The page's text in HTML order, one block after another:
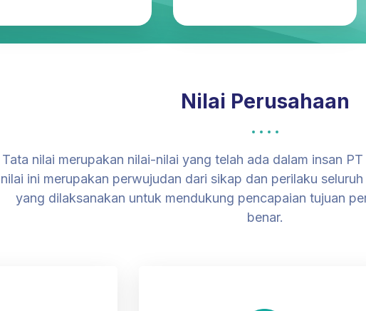
Nilai Perusahaan
Tata nilai merupakan nilai-nilai yang telah ada dalam insan
nilai ini merupakan perwujudan dari sikap dan perilaku
yang dilaksanakan untuk mendukung pencapaian tujuan
benar.